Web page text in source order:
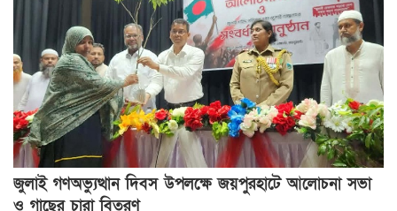
জুলাই গণঅভ্যুত্থান দিবস উপলক্ষে জয়পুরহাটে আলোচনা সভা
ও গাছের চারা বিতরণ